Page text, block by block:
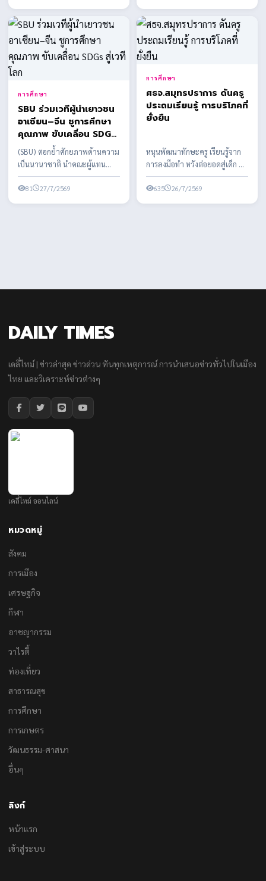
Microsoft Office
Specialist World
Championship 2026
โปรแกรม Microsoft
Excel
การศึกษา
SBU ร่วมเวทีผู้นำเยาวชน
อาเซียน–จีน ชูการศึกษา
คุณภาพ ขับเคลื่อน SDGs
สู่เวทีโลก
(SBU) ตอกย้ำศักยภาพด้านความ
เป็นนานาชาติ นำคณะผู้แทน
อาจารย์และนักศึกษาเข้าร่วม
ASEAN–China Young Lea...
81 27/7/2569
การศึกษา
ศธจ.สมุทรปราการ ดันครู
ประถมเรียนรู้ การบริโภคที่
ยั่งยืน
หนุนพัฒนาทักษะครู เรียนรู้จาก
การลงมือทำ หวังต่อยอดสู่เด็ก คิด
เป็น ทำเป็น และใช้ทรัพยากร
อย่างรู้คุณค่...
635 26/7/2569
DAILY TIMES
เดลี่ไทม์ | ข่าวล่าสุด ข่าวด่วน ทันทุกเหตุการณ์ การนำเสนอข่าวทั่วไปในเมือง
ไทย และวิเคราะห์ข่าวต่างๆ
เดลี่ไทม์ ออนไลน์
หมวดหมู่
สังคม
การเมือง
เศรษฐกิจ
กีฬา
อาชญากรรม
วาไรตี้
ท่องเที่ยว
สาธารณสุข
การศึกษา
การเกษตร
วัฒนธรรม-ศาสนา
อื่นๆ
ลิงก์
หน้าแรก
เข้าสู่ระบบ